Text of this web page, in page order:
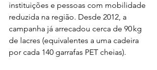
instituições e pessoas com mobilidade
reduzida na região. Desde 2012, a
campanha já arrecadou cerca de 90 kg
de lacres (equivalentes a uma cadeira
por cada 140 garrafas PET cheias).